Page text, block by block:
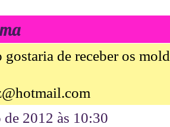
gostaria de receber os
de 2012 às 10:30